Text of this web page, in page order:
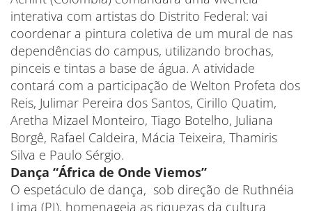
interativa com artistas do Distrito Federal: vai
coordenar a pintura coletiva de um mural de nas
dependências do campus, utilizando brochas,
pinceis e tintas a base de água. A atividade
contará com a participação de Welton Profeta dos
Reis, Julimar Pereira dos Santos, Cirillo Quatim,
Aretha Mizael Monteiro, Tiago Botelho, Juliana
Borgê, Rafael Caldeira, Mácia Teixeira, Thamiris
Silva e Paulo Sérgio.
​Dança “África de Onde Viemos”
O espetáculo de dança, sob direção de Ruthnéia
Lima (PI), homenageia as riquezas da cultura